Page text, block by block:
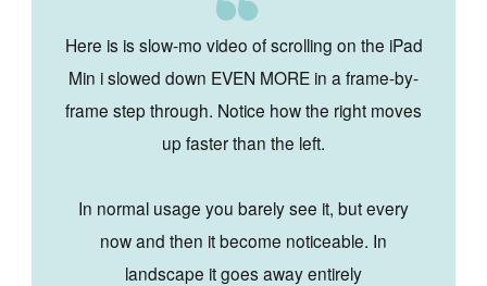
Here is is slow-mo video of scrolling on the iPad
Min i slowed down EVEN MORE in a frame-by-
frame step through. Notice how the right moves
up faster than the left.
In normal usage you barely see it, but every
now and then it become noticeable. In
landscape it goes away entirely